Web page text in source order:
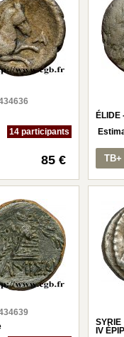
14 participants
85 €
ÉLIDE
TB+
SYRIE
IV